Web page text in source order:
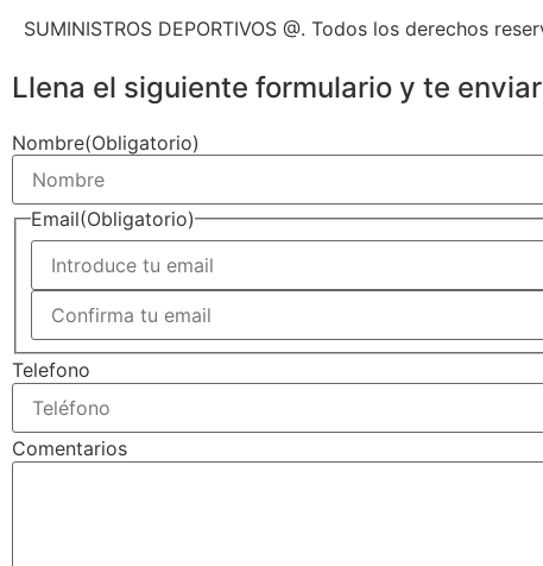
SUMINISTROS DEPORTIVOS @. Todos los derechos
Llena el siguiente formulario y te
Nombre(Obligatorio)
Email(Obligatorio)
Telefono
Comentarios